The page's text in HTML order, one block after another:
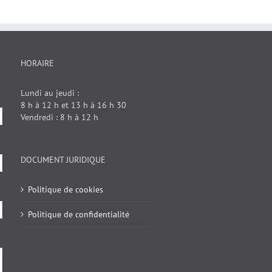
HORAIRE
Lundi au jeudi :
8 h à 12 h et 13 h à 16 h 30
Vendredi : 8 h à 12 h
DOCUMENT JURIDIQUE
Politique de cookies
Politique de confidentialité